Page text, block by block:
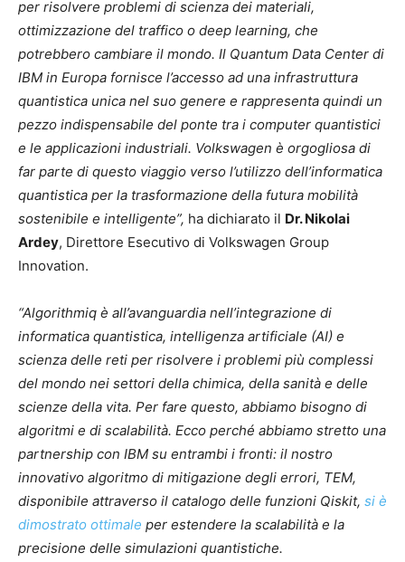
per risolvere problemi di scienza dei materiali,
ottimizzazione del traffico o deep learning, che
potrebbero cambiare il mondo. Il Quantum Data Center di
IBM in Europa fornisce l’accesso ad una infrastruttura
quantistica unica nel suo genere e rappresenta quindi un
pezzo indispensabile del ponte tra i computer quantistici
e le applicazioni industriali. Volkswagen è orgogliosa di
far parte di questo viaggio verso l’utilizzo dell’informatica
quantistica per la trasformazione della futura mobilità
sostenibile e intelligente”, ha dichiarato il Dr. Nikolai
Ardey, Direttore Esecutivo di Volkswagen Group
Innovation.
“Algorithmiq è all’avanguardia nell’integrazione di
informatica quantistica, intelligenza artificiale (AI) e
scienza delle reti per risolvere i problemi più complessi
del mondo nei settori della chimica, della sanità e delle
scienze della vita. Per fare questo, abbiamo bisogno di
algoritmi e di scalabilità. Ecco perché abbiamo stretto una
partnership con IBM su entrambi i fronti: il nostro
innovativo algoritmo di mitigazione degli errori, TEM,
disponibile attraverso il catalogo delle funzioni Qiskit, si è
dimostrato ottimale per estendere la scalabilità e la
precisione delle simulazioni quantistiche.